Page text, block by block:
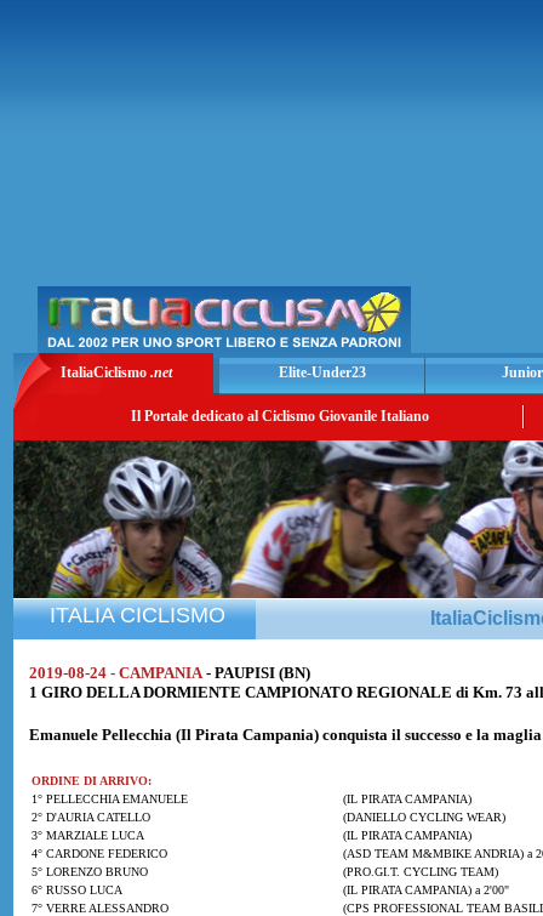
ItaliaCiclismo .net Elite-Under23
Il Portale dedicato al Ciclismo Giovanile Italiano
ITALIA CICLISMO
2019-08-24 - CAMPANIA - PAUPISI (BN)
1 GIRO DELLA DORMIENTE CAMPIONATO REGIONALE di Km. 73
Emanuele Pellecchia (Il Pirata Campania) conquista il successo e la
ORDINE DI ARRIVO:
1° PELLECCHIA EMANUELE
(IL PIRATA CAMPANIA)
2° D'AURIA CATELLO
(DANIELLO CYCLING WEAR)
3° MARZIALE LUCA
(IL PIRATA CAMPANIA)
4° CARDONE FEDERICO
(ASD TEAM M&MBIKE ANDRIA) a
5° LORENZO BRUNO
(PRO.GI.T. CYCLING TEAM)
6° RUSSO LUCA
(IL PIRATA CAMPANIA) a 2'00"
7° VERRE ALESSANDRO
(CPS PROFESSIONAL TEAM